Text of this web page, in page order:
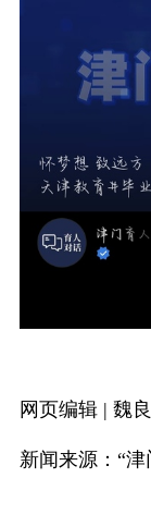
网页编辑 | 魏
新闻来源：“